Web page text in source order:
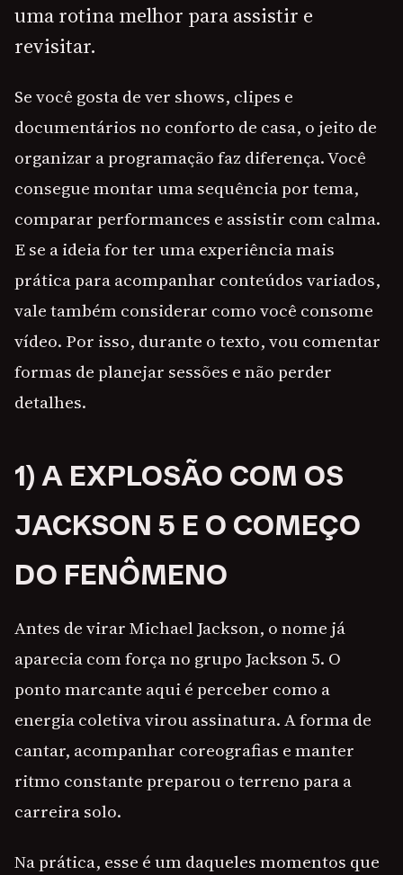
uma rotina melhor para assistir e
revisitar.
Se você gosta de ver shows, clipes e
documentários no conforto de casa, o jeito de
organizar a programação faz diferença. Você
consegue montar uma sequência por tema,
comparar performances e assistir com calma.
E se a ideia for ter uma experiência mais
prática para acompanhar conteúdos variados,
vale também considerar como você consome
vídeo. Por isso, durante o texto, vou comentar
formas de planejar sessões e não perder
detalhes.
1) A EXPLOSÃO COM OS
JACKSON 5 E O COMEÇO
DO FENÔMENO
Antes de virar Michael Jackson, o nome já
aparecia com força no grupo Jackson 5. O
ponto marcante aqui é perceber como a
energia coletiva virou assinatura. A forma de
cantar, acompanhar coreografias e manter
ritmo constante preparou o terreno para a
carreira solo.
Na prática, esse é um daqueles momentos que